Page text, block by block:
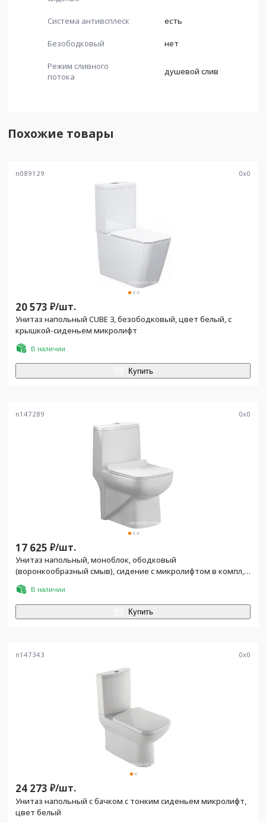
Система антивсплеск есть
Безободковый нет
Режим сливного
потока
душевой слив
Похожие товары
n089129 0x0
20 573 ₽/шт.
Унитаз напольный CUBE 3, безободковый, цвет белый, с
крышкой-сиденьем микролифт
В наличии
Купить
n147289 0x0
17 625 ₽/шт.
Унитаз напольный, моноблок, ободковый
(воронкообразный смыв), сидение с микролифтом в компл,
белый
В наличии
Купить
n147343 0x0
24 273 ₽/шт.
Унитаз напольный с бачком с тонким сиденьем микролифт,
цвет белый